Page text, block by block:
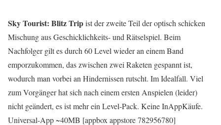
Sky Tourist: Blitz Tripist der zweite Teil der optisch schicken
Mischung aus Geschicklichkeits- und Rätselspiel. Beim
Nachfolger gilt es durch 60 Level wieder an einem Band
emporzukommen, das zwischen zwei Raketen gespannt ist,
wodurch man vorbei an Hindernissen rutscht. Im Idealfall. Viel
zum Vorgänger hat sich nach einem ersten Anspielen (leider)
nicht geändert, es ist mehr ein Level-Pack. Keine InAppKäufe.
Universal-App ~40MB [appbox appstore 782956780]